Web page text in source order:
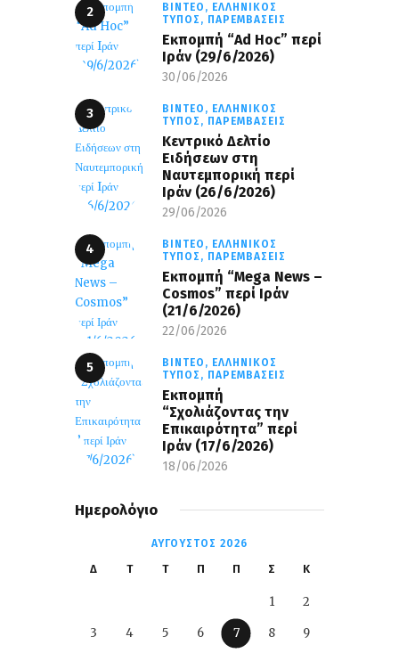
ΒΊΝΤΕΟ, ΕΛΛΗΝΙΚΌΣ
ΤΎΠΟΣ, ΠΑΡΕΜΒΆΣΕΙΣ
Εκπομπή “Ad Hoc” περί
Iράν (29/6/2026)
30/06/2026
ΒΊΝΤΕΟ, ΕΛΛΗΝΙΚΌΣ
ΤΎΠΟΣ, ΠΑΡΕΜΒΆΣΕΙΣ
Κεντρικό Δελτίο
Ειδήσεων στη
Ναυτεμπορική περί
Iράν (26/6/2026)
29/06/2026
ΒΊΝΤΕΟ, ΕΛΛΗΝΙΚΌΣ
ΤΎΠΟΣ, ΠΑΡΕΜΒΆΣΕΙΣ
Eκπομπή “Mega News –
Cosmos” περί Ιράν
(21/6/2026)
22/06/2026
ΒΊΝΤΕΟ, ΕΛΛΗΝΙΚΌΣ
ΤΎΠΟΣ, ΠΑΡΕΜΒΆΣΕΙΣ
Εκπομπή
“Σχολιάζοντας την
Επικαιρότητα” περί
Ιράν (17/6/2026)
18/06/2026
Ημερολόγιο
ΑΎΓΟΥΣΤΟΣ 2026
Δ Τ Τ Π Π Σ Κ
1 2
3 4 5 6 7 8 9